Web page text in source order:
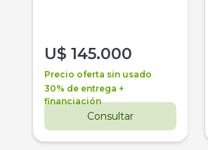
U$ 145.000
Precio oferta sin usado
30% de entrega +
financiación
Consultar